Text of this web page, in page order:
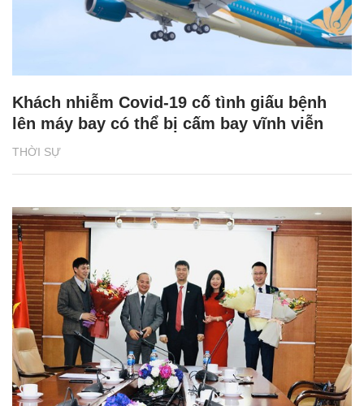
THỜI SỰ
Khách nhiễm Covid-19 cố tình giấu bệnh
lên máy bay có thể bị cấm bay vĩnh viễn